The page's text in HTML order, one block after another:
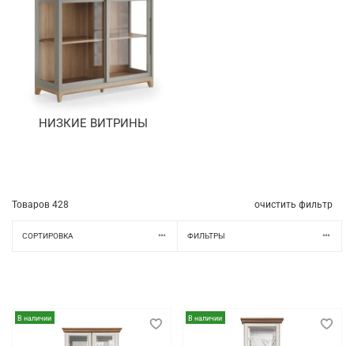
НИЗКИЕ ВИТРИНЫ
Товаров 428 очистить фильтр
СОРТИРОВКА ФИЛЬТРЫ
В наличии В наличии